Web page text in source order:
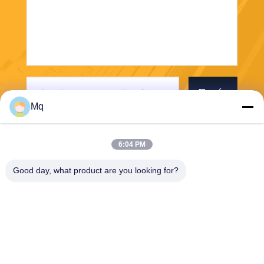
Envíe
Mq
6:04 PM
Good day, what product are you looking for?